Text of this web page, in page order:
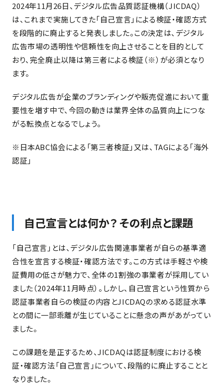
2024年11月26日、デジタル広告品質認証機構（JICDAQ）
は、これまで実施してきた「自己宣言」による検証・確認方式
を段階的に廃止すると発表しました。この決定は、デジタル
広告市場の透明性や信頼性を向上させることを目的として
おり、完全廃止以降は第三者による検証（※）が必須となり
ます。
デジタル広告が企業のブランディングや販売促進において重
要性を増す中で、今回の動きは業界全体の品質向上につな
がる転換点となるでしょう。
※日本ABC協会による「第三者検証」又は、TAGによる「海外
認証」
自己宣言とは何か？ その利点と課題
「自己宣言」とは、デジタル広告関連事業者が自らの基準適
合性を宣言する検証・確認方法です。この方式は手軽さや検
証費用の低さが魅力で、全体の1割強の事業者が採用してい
ました（2024年11月時点）。しかし、自己宣言という性質から
認証事業者自らの検証の内容とJICDAQの求める認証水準
との間に一部乖離が生じていることに懸念の声があがってい
ました。
この課題を是正するため、JICDAQは認証制度における検
証・確認方法「自己宣言」について、段階的に廃止することと
なりました。